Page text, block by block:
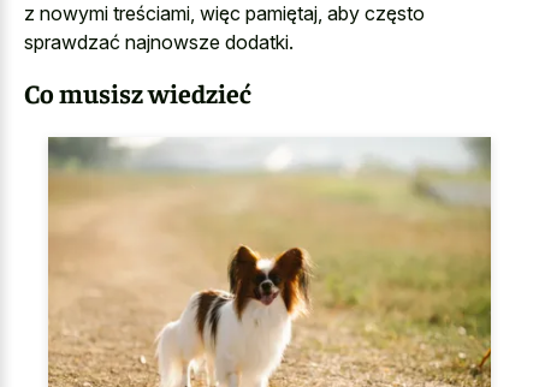
z nowymi treściami, więc pamiętaj, aby często
sprawdzać najnowsze dodatki.
Co musisz wiedzieć